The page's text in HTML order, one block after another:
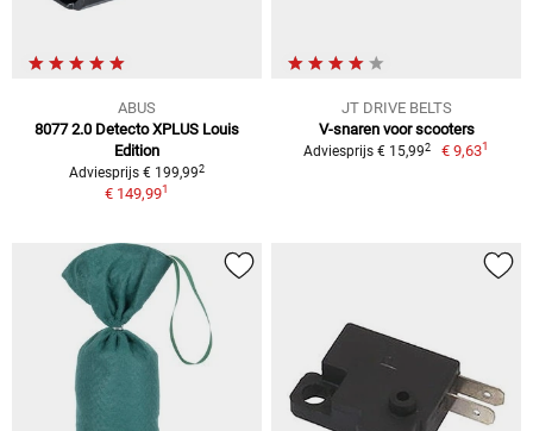
ABUS
8077 2.0 Detecto XPLUS Louis
Edition
Adviesprijs € 199,992
€ 149,991
JT DRIVE BELTS
V-snaren voor scooters
Adviesprijs € 15,992 € 9,631